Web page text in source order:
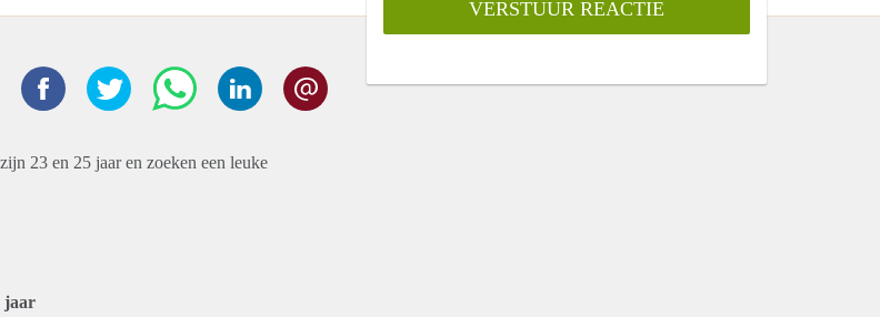
23 en 25 jaar en zoeken een leuke
jaar